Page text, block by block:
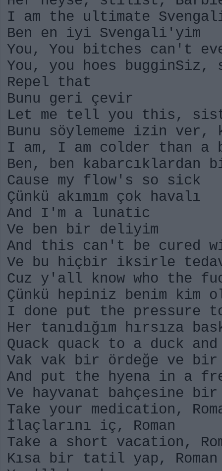
I am the ultimate
Ben en iyi Svengali'yim
You, You bitches can't
You, you hoes
Repel that
Bunu geri çevir
Let me tell you this,
Bunu söylememe izin ver,
I am, I am colder than
Ben, ben kabarcıklardan
Cause my flow's so sick
Çünkü akımım çok havalı
And I'm a lunatic
Ve ben bir deliyim
And this can't be cured
Ve bu hiçbir iksirle
Cuz y'all know who the
Çünkü hepiniz benim kim
I done put the pressure
Her tanıdığım hırsıza
Quack quack to a duck
Vak vak bir ördeğe ve bir
And put the hyena in a
Ve hayvanat bahçesine
Take your medication,
İlaçlarını iç, Roman
Take a short vacation,
Kısa bir tatil yap, Roman